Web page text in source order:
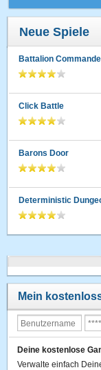
Neue Spiele
Battalion
Click Battle
Barons Door
Deterministic
Mein
Deine kostenlose
Verwalte einfach